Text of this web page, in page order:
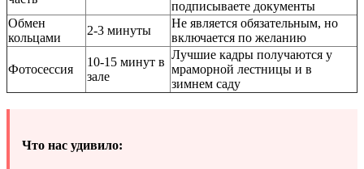
подписываете документы
Обмен
кольцами
2-3 минуты
Не является обязательным, но
включается по желанию
Фотосессия
10-15 минут в
зале
Лучшие кадры получаются у
мраморной лестницы и в
зимнем саду
Что нас удивило: